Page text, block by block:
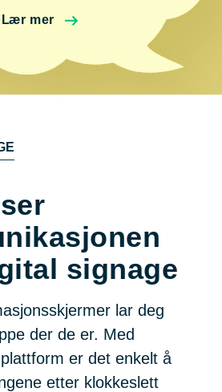
Lær mer
signage
lar deg
der de er. Med
er det enkelt å
etter klokkeslett